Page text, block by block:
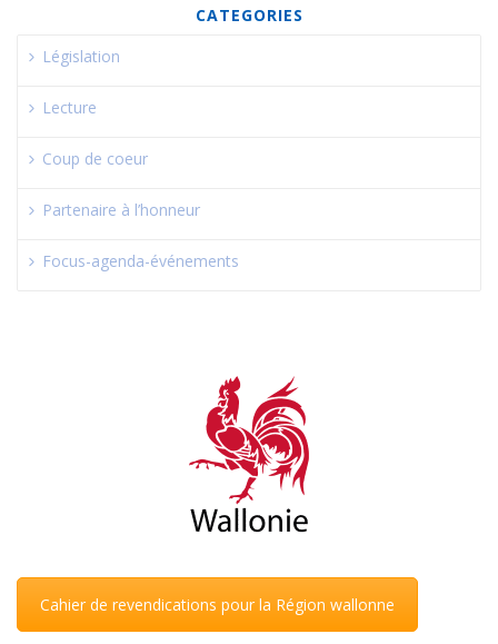
CATEGORIES
Législation
Lecture
Coup de coeur
Partenaire à l’honneur
Focus-agenda-événements
Cahier de revendications pour la Région wallonne